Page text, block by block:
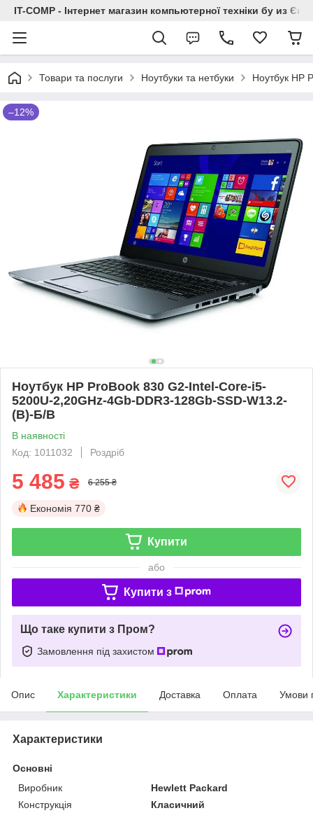
IT-COMP - Інтернет магазин компьютерної техніки бу из
Товари та послуги Ноутбуки та нетбуки Ноутбук HP
–12%
Ноутбук HP ProBook 830 G2-Intel-Core-i5-
5200U-2,20GHz-4Gb-DDR3-128Gb-SSD-W13.2-
(B)-Б/В
В наявності
Код: 1011032
Роздріб
5 485 ₴ 6 255 ₴
Економія 770 ₴
Купити
або
Купити з
Що таке купити з Пром?
Замовлення під захистом
Опис Характеристики Доставка Оплата Умови
Характеристики
Основні
Виробник
Hewlett Packard
Конструкція
Класичний